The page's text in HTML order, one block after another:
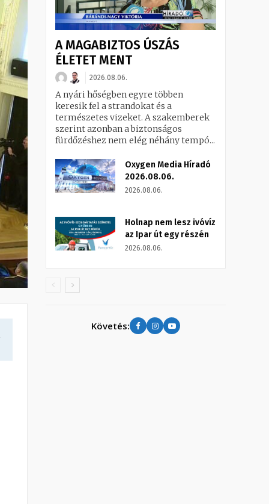
A MAGABIZTOS ÚSZÁS
ÉLETET MENT
2026.08.06.
A nyári hőségben egyre többen
keresik fel a strandokat és a
természetes vizeket. A szakemberek
szerint azonban a biztonságos
fürdőzéshez nem elég néhány tempó...
Oxygen Media Híradó
2026.08.06.
2026.08.06.
Holnap nem lesz ivóvíz
az Ipar út egy részén
2026.08.06.
Követés: